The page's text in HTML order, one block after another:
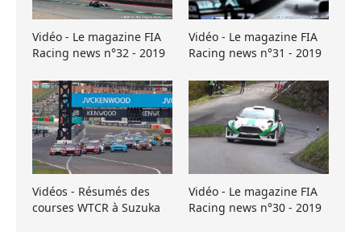
Vidéo - Le magazine FIA
Racing news n°32 - 2019
Vidéo - Le magazine FIA
Racing news n°31 - 2019
Vidéos - Résumés des
courses WTCR à Suzuka
Vidéo - Le magazine FIA
Racing news n°30 - 2019